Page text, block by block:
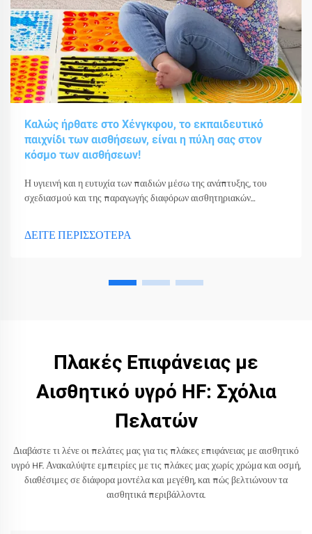
Καλώς ήρθατε στο Χένγκφου, το εκπαιδευτικό
παιχνίδι των αισθήσεων, είναι η πύλη σας στον
κόσμο των αισθήσεων!
Η υγιεινή και η ευτυχία των παιδιών μέσω της ανάπτυξης, του
σχεδιασμού και της παραγωγής διαφόρων αισθητηριακών
ΔΕΙΤΕ ΠΕΡΙΣΣΟΤΕΡΑ
Πλακές Επιφάνειας με
Αισθητικό υγρό HF: Σχόλια
Πελατών
Διαβάστε τι λένε οι πελάτες μας για τις πλάκες επιφάνειας με αισθητικό
υγρό HF. Ανακαλύψτε εμπειρίες με τις πλάκες μας χωρίς χρώμα και οσμή,
διαθέσιμες σε διάφορα μοντέλα και μεγέθη, και πώς βελτιώνουν τα
αισθητικά περιβάλλοντα.